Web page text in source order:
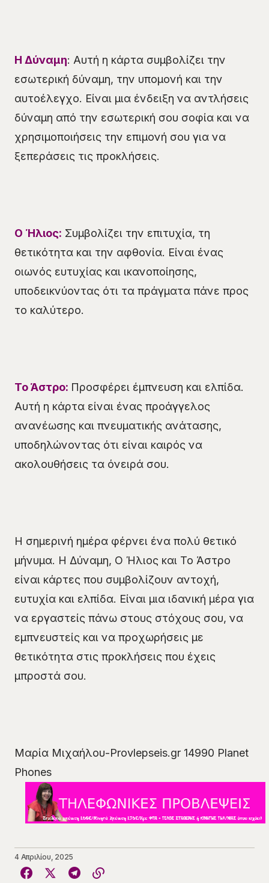
Η Δύναμη: Αυτή η κάρτα συμβολίζει την
εσωτερική δύναμη, την υπομονή και την
αυτοέλεγχο. Είναι μια ένδειξη να αντλήσεις
δύναμη από την εσωτερική σου σοφία και να
χρησιμοποιήσεις την επιμονή σου για να
ξεπεράσεις τις προκλήσεις.
Ο Ήλιος: Συμβολίζει την επιτυχία, τη
θετικότητα και την αφθονία. Είναι ένας
οιωνός ευτυχίας και ικανοποίησης,
υποδεικνύοντας ότι τα πράγματα πάνε προς
το καλύτερο.
Το Άστρο: Προσφέρει έμπνευση και ελπίδα.
Αυτή η κάρτα είναι ένας προάγγελος
ανανέωσης και πνευματικής ανάτασης,
υποδηλώνοντας ότι είναι καιρός να
ακολουθήσεις τα όνειρά σου.
Η σημερινή ημέρα φέρνει ένα πολύ θετικό
μήνυμα. Η Δύναμη, Ο Ήλιος και Το Άστρο
είναι κάρτες που συμβολίζουν αντοχή,
ευτυχία και ελπίδα. Είναι μια ιδανική μέρα για
να εργαστείς πάνω στους στόχους σου, να
εμπνευστείς και να προχωρήσεις με
θετικότητα στις προκλήσεις που έχεις
μπροστά σου.
Μαρία Μιχαήλου-Provlepseis.gr 14990 Planet
Phones
4 Απριλίου, 2025